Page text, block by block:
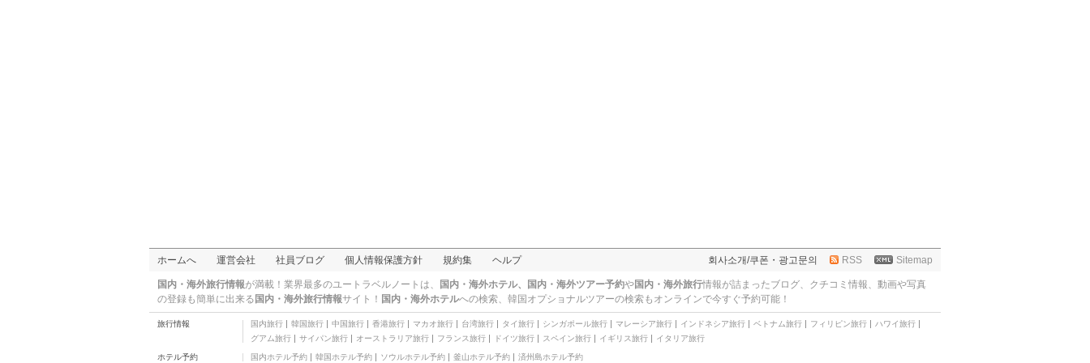
ホームへ 運営会社 社員ブログ 個人情報保護方針 規約集 ヘルプ 회사소개/쿠폰・광고문의 RSS Sitemap
国内・海外旅行情報が満載！業界最多のユートラベルノートは、 国内・海外ホテル、国内・海外ツアー予約や国内・海外旅行情報が詰まったブログ、クチコミ情報、動画や写真
の登録も簡単に出来る 国内・海外旅行情報サイト！ 国内・海外ホテルへの検索、 韓国オプショナルツアーの検索もオンラインで今すぐ予約可能！
旅行情報 国内旅行 韓国旅行 中国旅行 香港旅行 マカオ旅行 台湾旅行 タイ旅行 シンガポール旅行 マレーシア旅行 インドネシア旅行 ベトナム旅行 フィリピン旅行
ハワイ旅行
グアム旅行
サイパン旅行 オーストラリア旅行 フランス旅行 ドイツ旅行 スペイン旅行 イギリス旅行 イタリア旅行
ホテル予約 国内ホテル予約 韓国ホテル予約 ソウルホテル予約 釜山ホテル予約 済州島ホテル予約